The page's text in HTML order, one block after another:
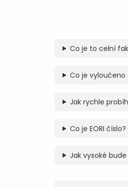
Co je to celní
Co je
Jak rychle
Co je EORI číslo?
Jak vysoké